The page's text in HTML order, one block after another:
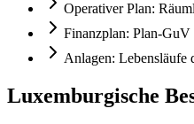
Operativer Plan:
Finanzplan: Plan-
Anlagen: Lebensläufe
Luxemburgische